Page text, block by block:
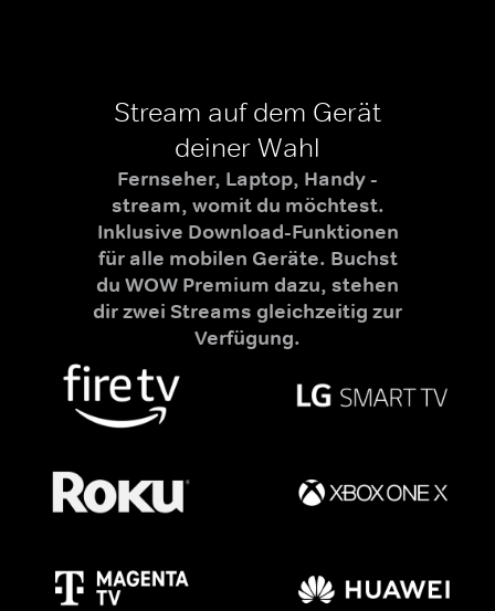
Stream auf dem Gerät
deiner Wahl
Fernseher, Laptop, Handy -
stream, womit du möchtest.
Inklusive Download-Funktionen
für alle mobilen Geräte. Buchst
du WOW Premium dazu, stehen
dir zwei Streams gleichzeitig zur
Verfügung.